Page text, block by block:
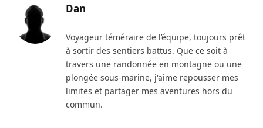
Dan
Voyageur téméraire de l’équipe, toujours prêt
à sortir des sentiers battus. Que ce soit à
travers une randonnée en montagne ou une
plongée sous-marine, j'aime repousser mes
limites et partager mes aventures hors du
commun.